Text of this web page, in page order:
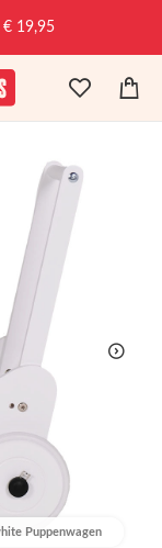
huis!
Puppenwagen